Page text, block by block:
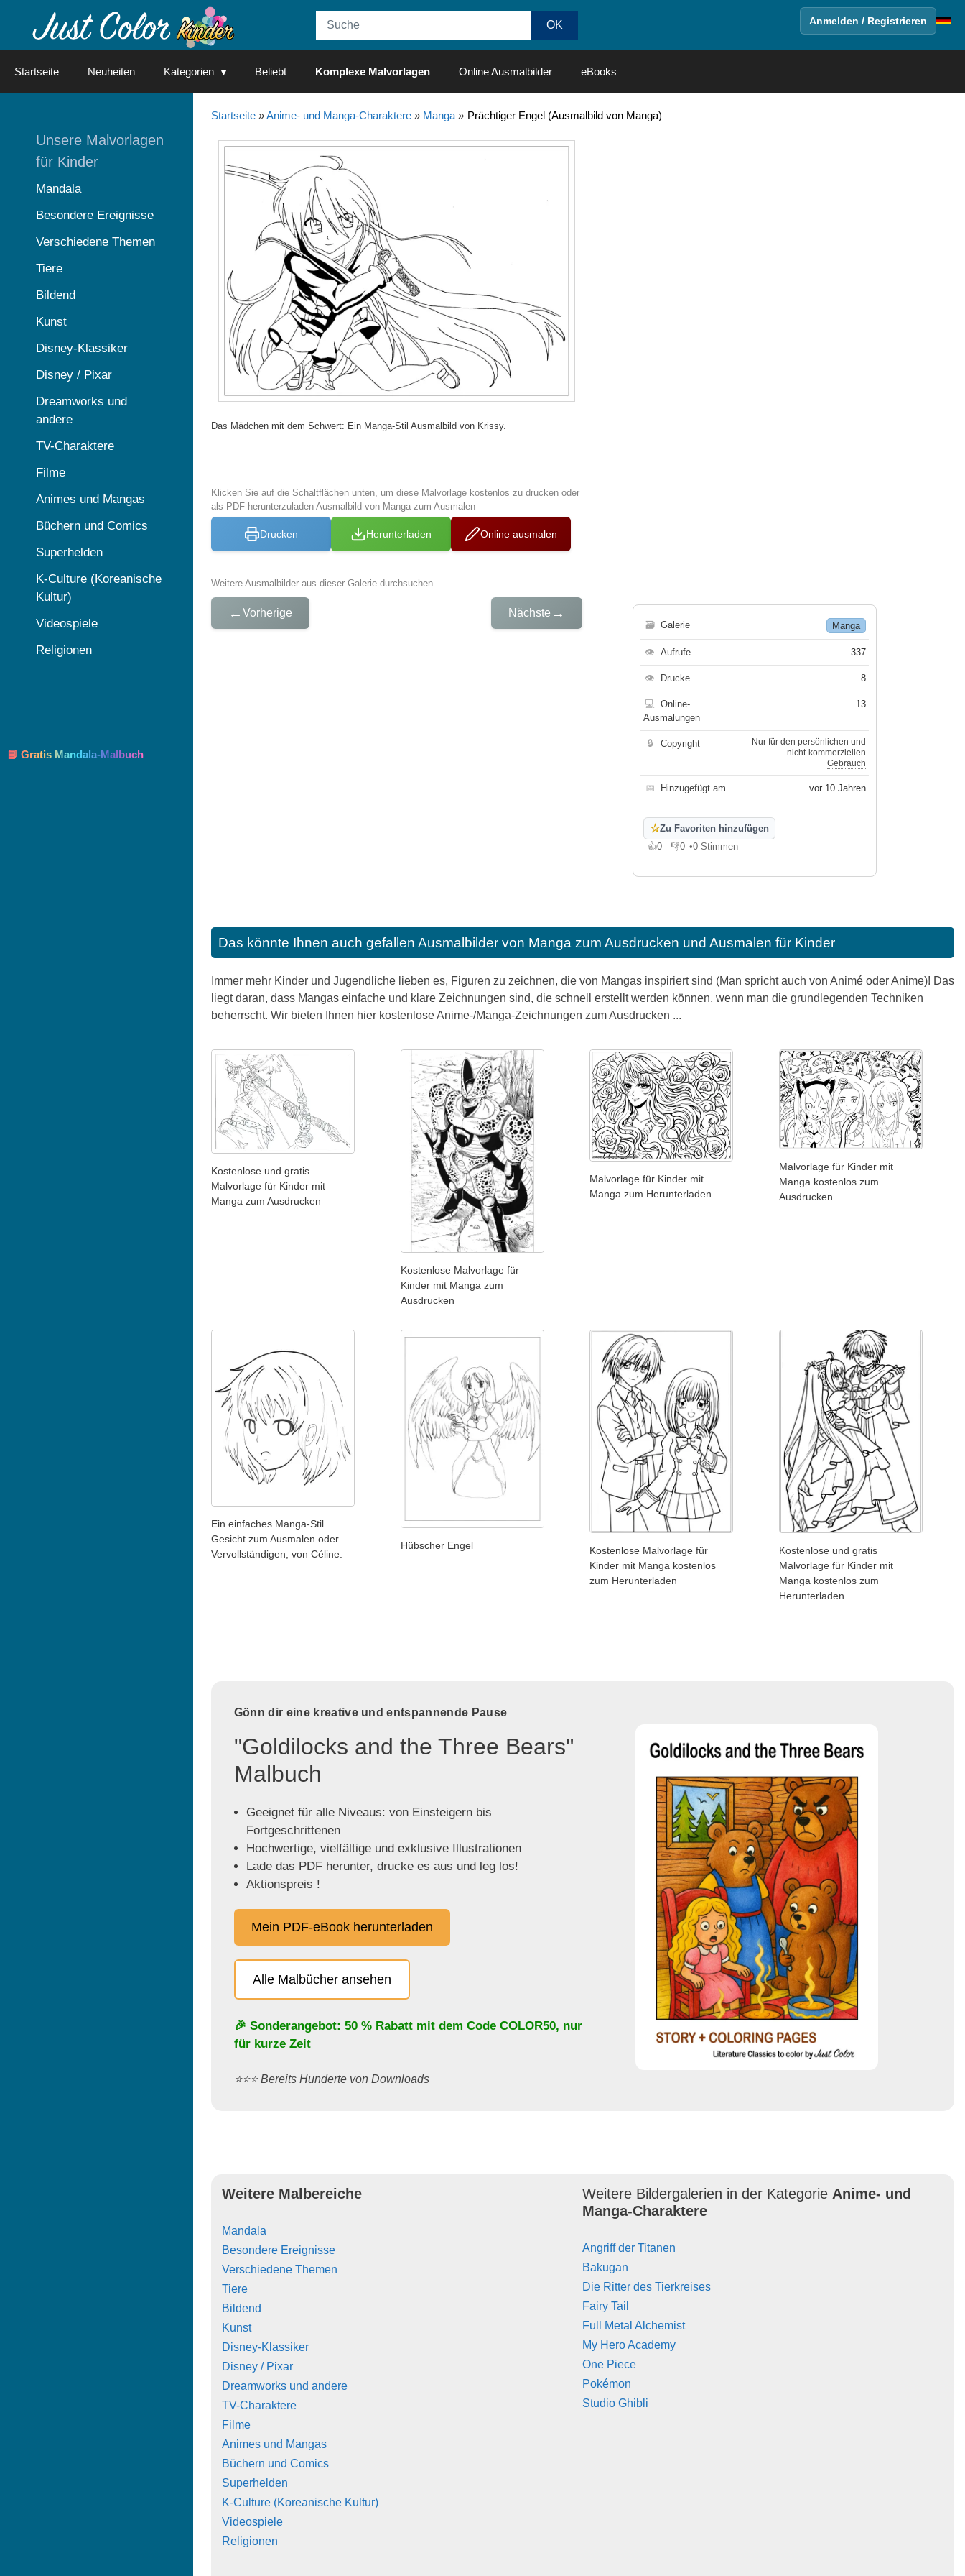
Anmelden / Registrieren
Startseite Neuheiten Kategorien Beliebt Komplexe Malvorlagen Online Ausmalbilder eBooks
Startseite»Anime- und Manga-Charaktere» Manga» Prächtiger Engel (Ausmalbild von Manga)
Das Mädchen mit dem Schwert: Ein Manga-Stil Ausmalbild von Krissy.
Klicken Sie auf die Schaltflächen unten, um diese Malvorlage kostenlos zu drucken oder
als PDF herunterzuladen Ausmalbild von Manga zum Ausmalen
Drucken Herunterladen Online ausmalen
Weitere Ausmalbilder aus dieser Galerie durchsuchen
← Vorherige Nächste →
🗃 Galerie Manga
👁 Aufrufe 337
👁 Drucke 8
💻
Online-
Ausmalungen
13
🔒 Copyright
Nur für den persönlichen und
nicht-kommerziellen
Gebrauch
📅 Hinzugefügt am vor 10 Jahren
☆Zu Favoriten hinzufügen
👍0
Gefällt mir
👎0
Gefällt mir nicht
•0 Stimmen
Das könnte Ihnen auch gefallen Ausmalbilder von Manga zum Ausdrucken und Ausmalen für Kinder
Immer mehr Kinder und Jugendliche lieben es, Figuren zu zeichnen, die von Mangas inspiriert sind (Man spricht auch von Animé oder Anime)! Das
liegt daran, dass Mangas einfache und klare Zeichnungen sind, die schnell erstellt werden können, wenn man die grundlegenden Techniken
beherrscht. Wir bieten Ihnen hier kostenlose Anime-/Manga-Zeichnungen zum Ausdrucken ...
Kostenlose und gratis
Malvorlage für Kinder mit
Manga zum Ausdrucken
Kostenlose Malvorlage für
Kinder mit Manga zum
Ausdrucken
Malvorlage für Kinder mit
Manga zum Herunterladen
Malvorlage für Kinder mit
Manga kostenlos zum
Ausdrucken
Ein einfaches Manga-Stil
Gesicht zum Ausmalen oder
Vervollständigen, von Céline.
Hübscher Engel
Kostenlose Malvorlage für
Kinder mit Manga kostenlos
zum Herunterladen
Kostenlose und gratis
Malvorlage für Kinder mit
Manga kostenlos zum
Herunterladen
Gönn dir eine kreative und entspannende Pause
"Goldilocks and the Three Bears"
Malbuch
Geeignet für alle Niveaus: von Einsteigern bis
Fortgeschrittenen
Hochwertige, vielfältige und exklusive Illustrationen
Lade das PDF herunter, drucke es aus und leg los!
Aktionspreis !
Mein PDF-eBook herunterladen
Alle Malbücher ansehen
🎉 Sonderangebot: 50 % Rabatt mit dem Code COLOR50, nur
für kurze Zeit
⭐️⭐️⭐️ Bereits Hunderte von Downloads
Weitere Malbereiche
Mandala
Besondere Ereignisse
Verschiedene Themen
Tiere
Bildend
Kunst
Disney-Klassiker
Disney / Pixar
Dreamworks und andere
TV-Charaktere
Filme
Animes und Mangas
Büchern und Comics
Superhelden
K-Culture (Koreanische Kultur)
Videospiele
Religionen
Weitere Bildergalerien in der Kategorie Anime- und
Manga-Charaktere
Angriff der Titanen
Bakugan
Die Ritter des Tierkreises
Fairy Tail
Full Metal Alchemist
My Hero Academy
One Piece
Pokémon
Studio Ghibli
Unsere Malvorlagen
für Kinder
Mandala
Besondere Ereignisse
Verschiedene Themen
Tiere
Bildend
Kunst
Disney-Klassiker
Disney / Pixar
Dreamworks und
andere
TV-Charaktere
Filme
Animes und Mangas
Büchern und Comics
Superhelden
K-Culture (Koreanische
Kultur)
Videospiele
Religionen
📘 Gratis Mandala-Malbuch